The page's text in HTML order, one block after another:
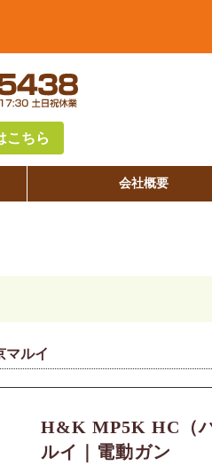
こちら
会社概要
マルイ
H&K MP5K HC（
ルイ｜電動ガン